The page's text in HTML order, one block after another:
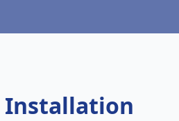
Installation